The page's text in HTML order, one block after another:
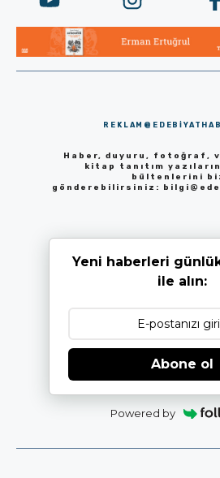
Haber, duyuru, fotoğraf,
kitap tanıtım
bültenlerini
gönderebilirsiniz:
Yeni haberleri
ile alın:
Abone ol
Powered by